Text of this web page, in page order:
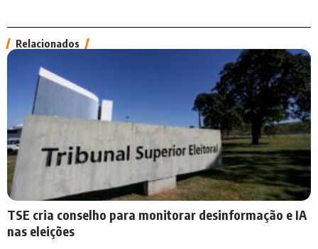
Relacionados
TSE cria conselho para monitorar desinformação e IA
nas eleições